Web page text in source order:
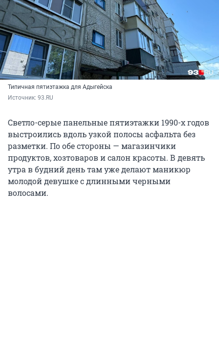
Типичная пятиэтажка для Адыгейска
Источник: 93.RU
Светло-серые панельные пятиэтажки 1990-х годов
выстроились вдоль узкой полосы асфальта без
разметки. По обе стороны — магазинчики
продуктов, хозтоваров и салон красоты. В девять
утра в будний день там уже делают маникюр
молодой девушке с длинными черными
волосами.